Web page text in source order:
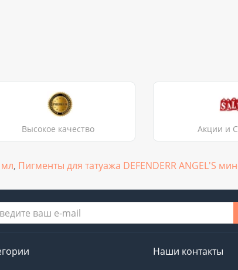
Высокое качество Акции и
мл, Пигменты для татуажа DEFENDERR ANGEL'S
Наши контакты